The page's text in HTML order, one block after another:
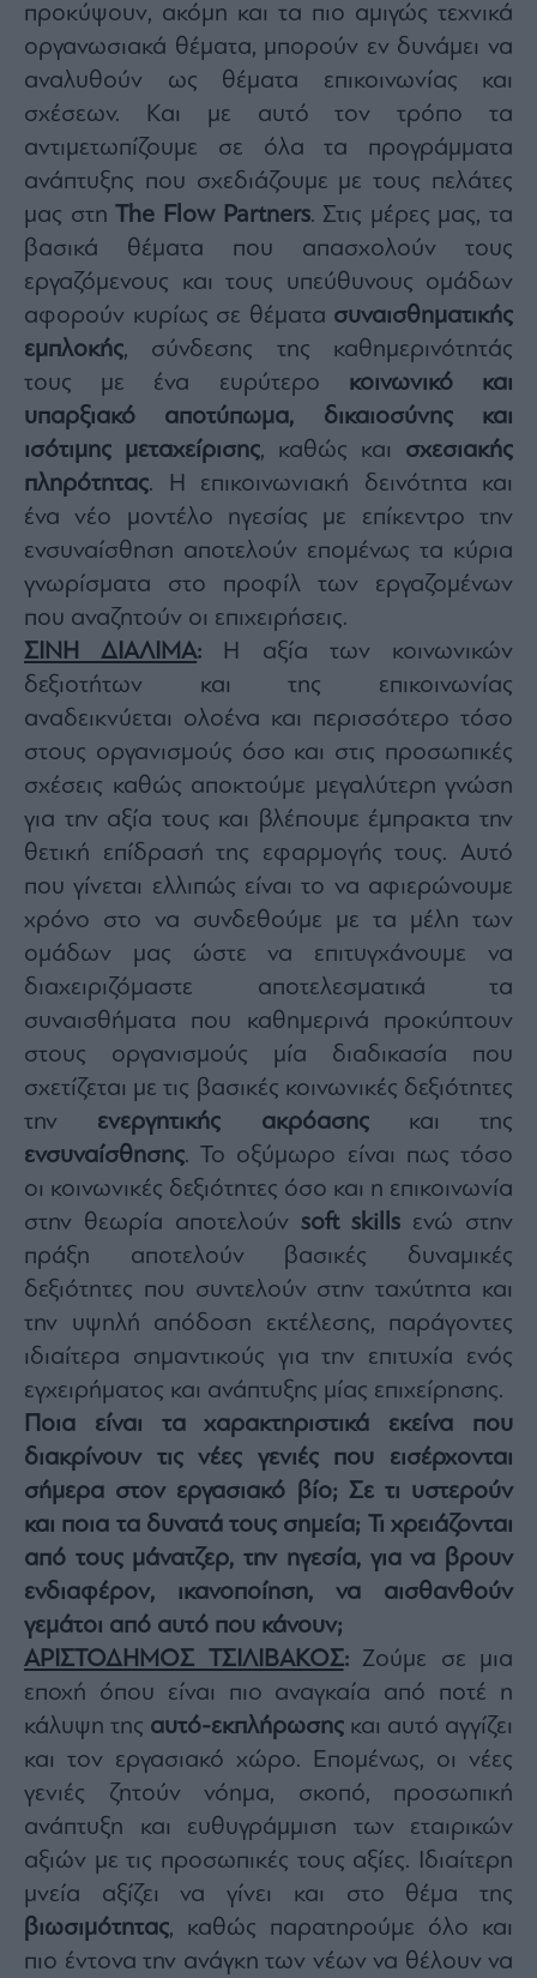
προκύψουν, ακόμη και τα πιο αμιγώς τεχνικά
οργανωσιακά θέματα, μπορούν εν δυνάμει να
αναλυθούν ως θέματα επικοινωνίας και
σχέσεων. Και με αυτό τον τρόπο τα
αντιμετωπίζουμε σε όλα τα προγράμματα
ανάπτυξης που σχεδιάζουμε με τους πελάτες
μας στη The Flow Partners. Στις μέρες μας, τα
βασικά θέματα που απασχολούν τους
εργαζόμενους και τους υπεύθυνους ομάδων
αφορούν κυρίως σε θέματα συναισθηματικής
εμπλοκής, σύνδεσης της καθημερινότητάς
τους με ένα ευρύτερο κοινωνικό και
υπαρξιακό αποτύπωμα, δικαιοσύνης και
ισότιμης μεταχείρισης, καθώς και σχεσιακής
πληρότητας. Η επικοινωνιακή δεινότητα και
ένα νέο μοντέλο ηγεσίας με επίκεντρο την
ενσυναίσθηση αποτελούν επομένως τα κύρια
γνωρίσματα στο προφίλ των εργαζομένων
που αναζητούν οι επιχειρήσεις.
ΣΙΝΗ ΔΙΑΛΙΜΑ: Η αξία των κοινωνικών
δεξιοτήτων και της επικοινωνίας
αναδεικνύεται ολοένα και περισσότερο τόσο
στους οργανισμούς όσο και στις προσωπικές
σχέσεις καθώς αποκτούμε μεγαλύτερη γνώση
για την αξία τους και βλέπουμε έμπρακτα την
θετική επίδρασή της εφαρμογής τους. Αυτό
που γίνεται ελλιπώς είναι το να αφιερώνουμε
χρόνο στο να συνδεθούμε με τα μέλη των
ομάδων μας ώστε να επιτυγχάνουμε να
διαχειριζόμαστε αποτελεσματικά τα
συναισθήματα που καθημερινά προκύπτουν
στους οργανισμούς μία διαδικασία που
σχετίζεται με τις βασικές κοινωνικές δεξιότητες
την ενεργητικής ακρόασηςκαι της
ενσυναίσθησης. Το οξύμωρο είναι πως τόσο
οι κοινωνικές δεξιότητες όσο και η επικοινωνία
στην θεωρία αποτελούν soft skills ενώ στην
πράξη αποτελούν βασικές δυναμικές
δεξιότητες που συντελούν στην ταχύτητα και
την υψηλή απόδοση εκτέλεσης, παράγοντες
ιδιαίτερα σημαντικούς για την επιτυχία ενός
εγχειρήματος και ανάπτυξης μίας επιχείρησης.
Ποια είναι τα χαρακτηριστικά εκείνα που
διακρίνουν τις νέες γενιές που εισέρχονται
σήμερα στον εργασιακό βίο; Σε τι υστερούν
και ποια τα δυνατά τους σημεία; Τι χρειάζονται
από τους μάνατζερ, την ηγεσία, για να βρουν
ενδιαφέρον, ικανοποίηση, να αισθανθούν
γεμάτοι από αυτό που κάνουν;
ΑΡΙΣΤΟΔΗΜΟΣ ΤΣΙΛΙΒΑΚΟΣ:Ζούμε σε μια
εποχή όπου είναι πιο αναγκαία από ποτέ η
κάλυψη της αυτό-εκπλήρωσης και αυτό αγγίζει
και τον εργασιακό χώρο. Επομένως, οι νέες
γενιές ζητούν νόημα, σκοπό, προσωπική
ανάπτυξη και ευθυγράμμιση των εταιρικών
αξιών με τις προσωπικές τους αξίες. Ιδιαίτερη
μνεία αξίζει να γίνει και στο θέμα της
βιωσιμότητας, καθώς παρατηρούμε όλο και
πιο έντονα την ανάγκη των νέων να θέλουν να